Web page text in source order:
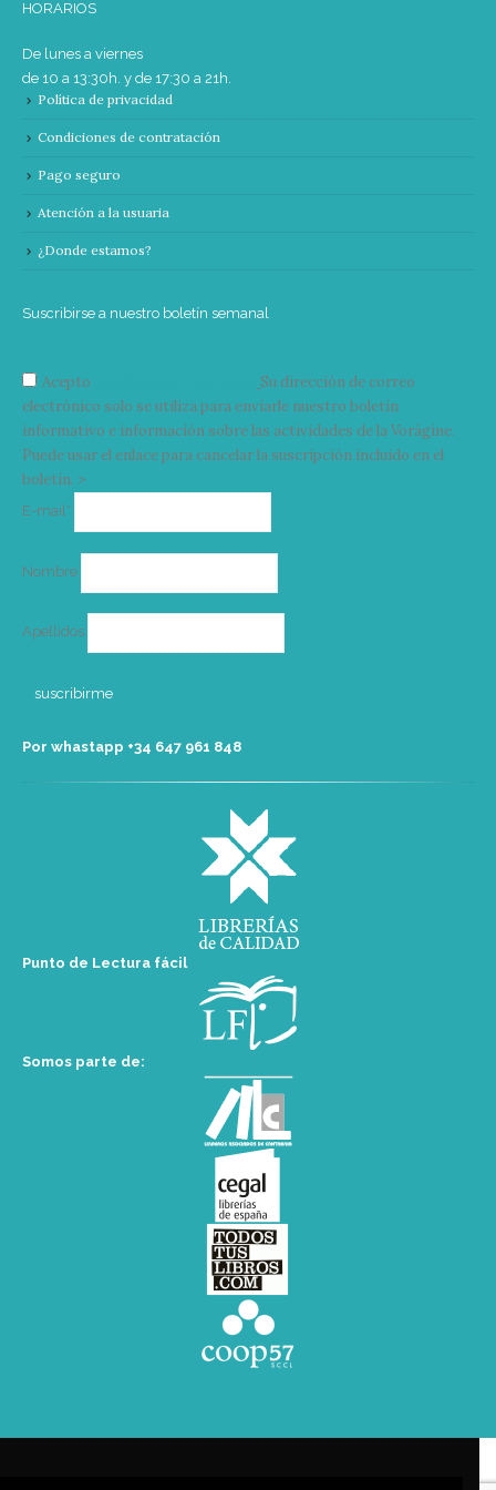
HORARIOS
De lunes a viernes
de 10 a 13:30h. y de 17:30 a 21h.
Política de privacidad
Condiciones de contratación
Pago seguro
Atención a la usuaria
¿Donde estamos?
Suscribirse a nuestro boletín semanal
Acepto
Su dirección de correo
electrónico solo se utiliza para enviarle nuestro boletín
informativo e información sobre las actividades de la Vorágine.
Puede usar el enlace para cancelar la suscripción incluido en el
boletín. >
E-mail*
Nombre
Apellidos
Por whastapp +34 ‭647 961 848‬
Punto de Lectura fácil
Somos parte de: